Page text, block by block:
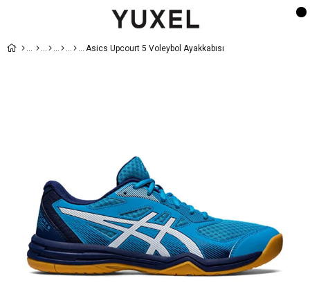
Asics Upcourt 5 Voleybol Ayakkabısı